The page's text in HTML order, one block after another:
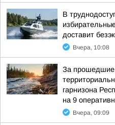
В
доставит
Вчера, 10:08
За прошедшие
гарнизона
на 9
Вчера, 09:09